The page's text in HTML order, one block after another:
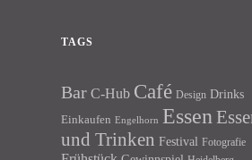
TAGS
Bar C-Hub Café Design Drinks
Einkaufen Engelhorn Essen
und Trinken Festival Fotografie